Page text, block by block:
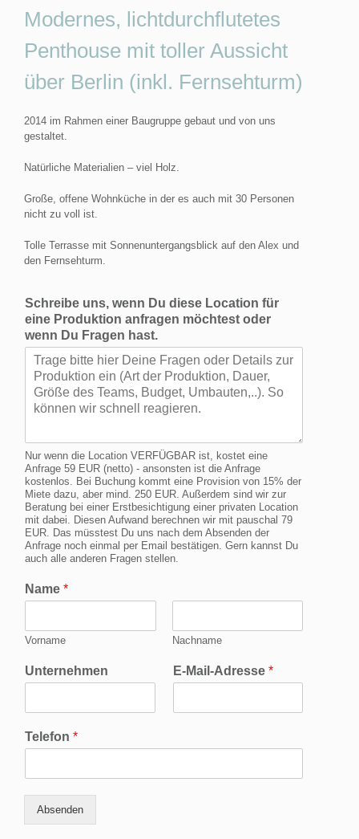
Modernes, lichtdurchflutetes
Penthouse mit toller Aussicht
über Berlin (inkl. Fernsehturm)
2014 im Rahmen einer Baugruppe gebaut und von uns
gestaltet.
Natürliche Materialien – viel Holz.
Große, offene Wohnküche in der es auch mit 30 Personen
nicht zu voll ist.
Tolle Terrasse mit Sonnenuntergangsblick auf den Alex und
den Fernsehturm.
Schreibe uns, wenn Du diese Location für
eine Produktion anfragen möchtest oder
wenn Du Fragen hast.
Nur wenn die Location VERFÜGBAR ist, kostet eine
Anfrage 59 EUR (netto) - ansonsten ist die Anfrage
kostenlos. Bei Buchung kommt eine Provision von 15% der
Miete dazu, aber mind. 250 EUR. Außerdem sind wir zur
Beratung bei einer Erstbesichtigung einer privaten Location
mit dabei. Diesen Aufwand berechnen wir mit pauschal 79
EUR. Das müsstest Du uns nach dem Absenden der
Anfrage noch einmal per Email bestätigen. Gern kannst Du
auch alle anderen Fragen stellen.
Name *
Vorname Nachname
Unternehmen E-Mail-Adresse *
Telefon *
Absenden